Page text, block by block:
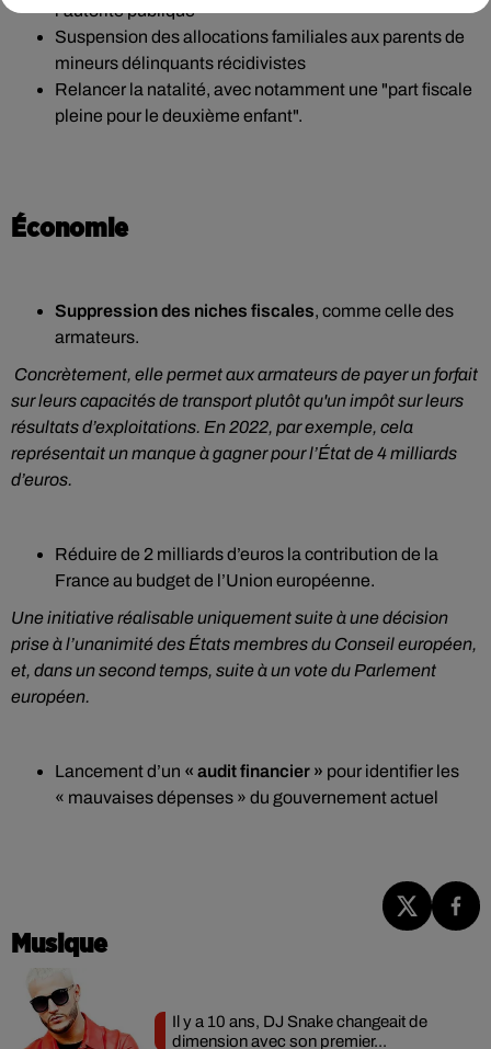
l’autorité publique
Suspension des allocations familiales aux parents de
mineurs délinquants récidivistes
Relancer la natalité, avec notamment une "part fiscale
pleine pour le deuxième enfant".
Économie
Suppression des niches fiscales, comme celle des
armateurs.
Concrètement, elle permet aux armateurs de payer un forfait
sur leurs capacités de transport plutôt qu'un impôt sur leurs
résultats d’exploitations. En 2022, par exemple, cela
représentait un manque à gagner pour l’État de 4 milliards
d’euros.
Réduire de 2 milliards d’euros la contribution de la
France au budget de l’Union européenne.
Une initiative réalisable uniquement suite à une décision
prise à l’unanimité des États membres du Conseil européen,
et, dans un second temps, suite à un vote du Parlement
européen.
Lancement d’un « audit financier » pour identifier les
« mauvaises dépenses » du gouvernement actuel
Musique
Il y a 10 ans, DJ Snake changeait de
dimension avec son premier...